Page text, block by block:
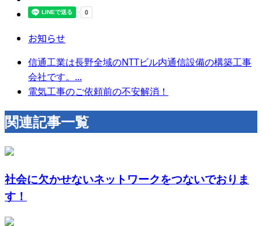
お知らせ
信通工業は長野全域のNTTビル内通信設備の構築工事
会社です。...
電気工事のご依頼前の不安解消！
関連記事一覧
社会に欠かせないネットワークをつないでおりま
す！